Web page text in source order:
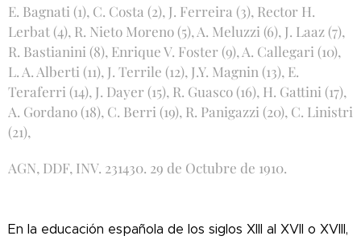
E. Bagnati (1), C. Costa (2), J. Ferreira (3), Rector H.
Lerbat (4), R. Nieto Moreno (5), A. Meluzzi (6), J. Laaz (7),
R. Bastianini (8), Enrique V. Foster (9), A. Callegari (10),
L. A. Alberti (11), J. Terrile (12), J.Y. Magnin (13), E.
Teraferri (14), J. Dayer (15), R. Guasco (16), H. Gattini (17),
A. Gordano (18), C. Berri (19), R. Panigazzi (20), C. Linistri
(21),
AGN, DDF, INV. 231430. 29 de Octubre de 1910.
En la educación española de los siglos XIII al XVII o XVIII,